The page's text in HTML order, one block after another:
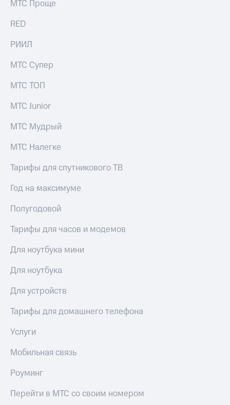
секретарь
ПАО
"МТС"
Собрания
акционеров
Личный
кабинет
акционера
Акционерный
Контроль
аудит
акций
Описание
приобретения
выкупа
акций
Дивиденды
Рынок
облигаций
Еврооблигации-2023
именных
Регистратор
МТС Проще
RED
РИИЛ
МТС Супер
МТС ТОП
МТС Junior
МТС Мудрый
МТС Налегке
Тарифы для спутникового ТВ
Год на максимуме
Полугодовой
Тарифы для часов и модемов
Для ноутбука мини
Для ноутбука
Для устройств
Тарифы для домашнего телефона
Услуги
Мобильная связь
Роуминг
Перейти в МТС со своим номером